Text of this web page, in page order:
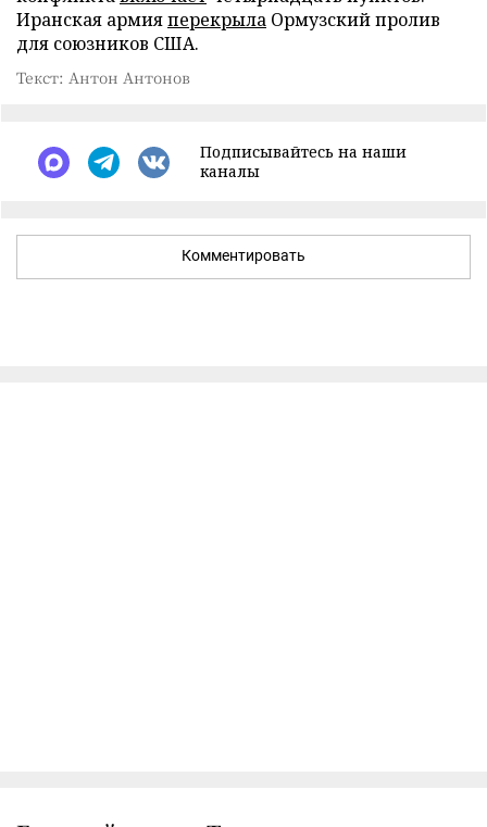
Иранская армияперекрыла Ормузский пролив
для союзников США.
Текст: Антон Антонов
Подписывайтесь на наши
каналы
Комментировать